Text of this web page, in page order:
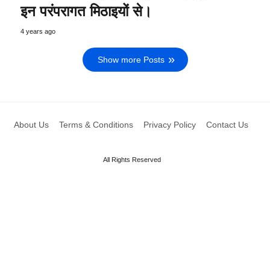
इन परंपरागत मिठाइयों से।
4 years ago
Show more Posts
About Us Terms & Conditions Privacy Policy Contact Us
All Rights Reserved